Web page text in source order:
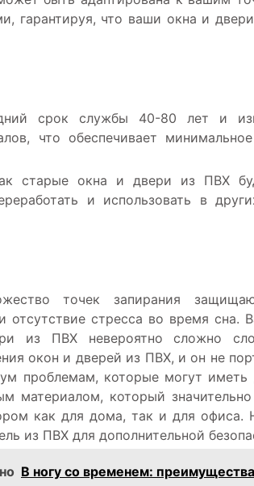
гарантируя, что ваши окна и
срок службы 40-80 лет и
что обеспечивает
старые окна и двери из ПВХ
и использовать в
точек запирания
отсутствие стресса во время сна.
из ПВХ невероятно сложно
окон и дверей из ПВХ, и он не
проблемам, которые могут иметь
материалом, который
как для дома, так и для
из ПВХ для дополнительной
В ногу со временем: